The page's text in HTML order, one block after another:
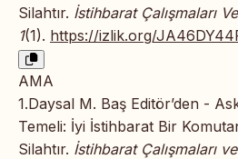
Silahtır. İstihbarat Çalışmaları
1(1). https://izlik.org/
AMA
1.Daysal M. Baş Editör’den -
Temeli: İyi İstihbarat Bir
Silahtır. İstihbarat Çalışmaları